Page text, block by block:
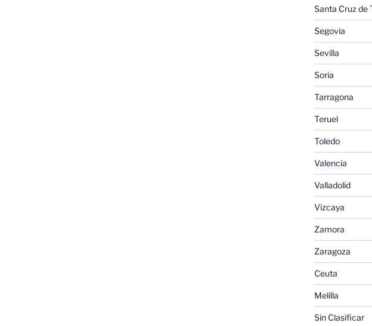
Santa Cruz de
Segovia
Sevilla
Soria
Tarragona
Teruel
Toledo
Valencia
Valladolid
Vizcaya
Zamora
Zaragoza
Ceuta
Melilla
Sin Clasificar